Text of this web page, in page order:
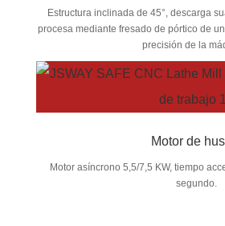
Estructura inclinada de 45°, descarga
procesa mediante fresado de pórtico de
precisión de la
Motor de
Motor asíncrono 5,5/7,5 KW, tiempo
segundo.